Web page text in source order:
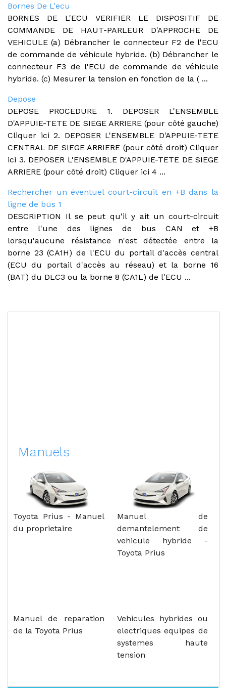
Bornes De L'ecu
BORNES DE L'ECU VERIFIER LE DISPOSITIF DE
COMMANDE DE HAUT-PARLEUR D'APPROCHE DE
VEHICULE (a) Débrancher le connecteur F2 de l'ECU
de commande de véhicule hybride. (b) Débrancher le
connecteur F3 de l'ECU de commande de véhicule
hybride. (c) Mesurer la tension en fonction de la ( ...
Depose
DEPOSE PROCEDURE 1. DEPOSER L'ENSEMBLE
D'APPUIE-TETE DE SIEGE ARRIERE (pour côté gauche)
Cliquer ici 2. DEPOSER L'ENSEMBLE D'APPUIE-TETE
CENTRAL DE SIEGE ARRIERE (pour côté droit) Cliquer
ici 3. DEPOSER L'ENSEMBLE D'APPUIE-TETE DE SIEGE
ARRIERE (pour côté droit) Cliquer ici 4 ...
Rechercher un éventuel court-circuit en +B dans la
ligne de bus 1
DESCRIPTION Il se peut qu'il y ait un court-circuit
entre l'une des lignes de bus CAN et +B
lorsqu'aucune résistance n'est détectée entre la
borne 23 (CA1H) de l'ECU du portail d'accès central
(ECU du portail d'accès au réseau) et la borne 16
(BAT) du DLC3 ou la borne 8 (CA1L) de l'ECU ...
Manuels
Toyota Prius - Manuel
du proprietaire
Manuel de
demantelement de
vehicule hybride -
Toyota Prius
Manuel de reparation
de la Toyota Prius
Vehicules hybrides ou
electriques equipes de
systemes haute
tension